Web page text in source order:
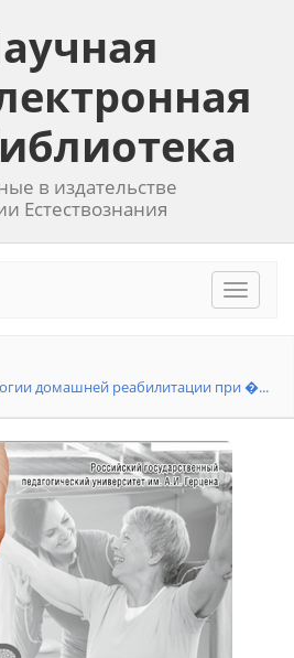
в издательстве
Естествознания
Toggle
домашней реабилитации при �...